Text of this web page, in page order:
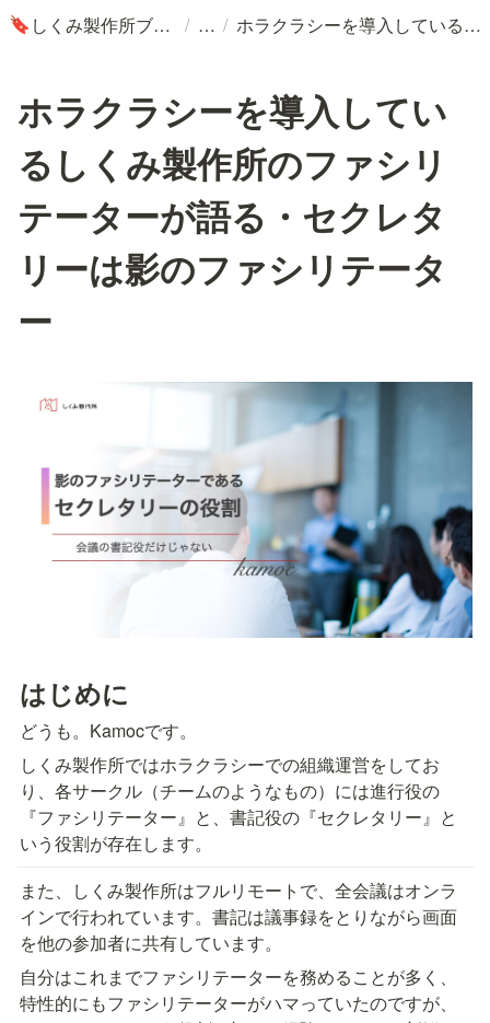
🔖 しくみ製作所ブログ / / ホラクラシーを導入しているしくみ製作所のファシリテーターが語る・セクレタリーは影のファシリテーター
ホラクラシーを導入してい
るしくみ製作所のファシリ
テーターが語る・セクレタ
リーは影のファシリテータ
ー
はじめに
どうも。Kamocです。
しくみ製作所ではホラクラシーでの組織運営をしてお
り、各サークル（チームのようなもの）には進行役の
『ファシリテーター』と、書記役の『セクレタリー』と
いう役割が存在します。
また、しくみ製作所はフルリモートで、全会議はオンラ
インで行われています。書記は議事録をとりながら画面
を他の参加者に共有しています。
自分はこれまでファシリテーターを務めることが多く、
特性的にもファシリテーターがハマっていたのですが、